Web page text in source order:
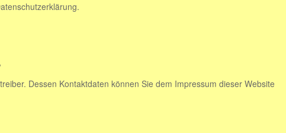
Dessen Kontaktdaten können Sie dem Impressum dieser Website